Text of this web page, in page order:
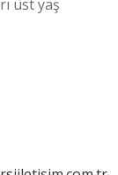
üst yaş